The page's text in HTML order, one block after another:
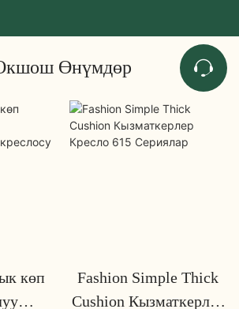
Өнүмдөр
көп
Fashion Simple Thick
Cushion Кызматкерлер